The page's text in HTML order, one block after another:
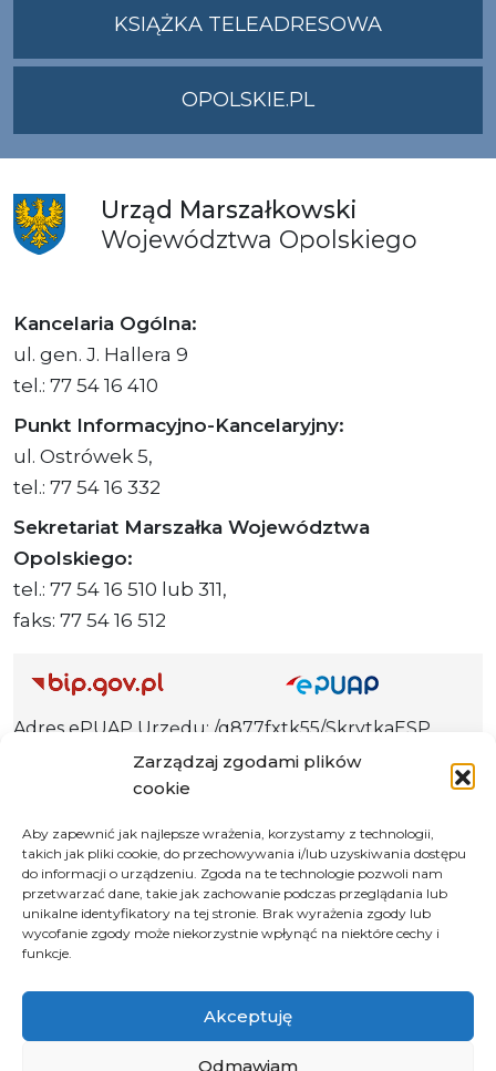
Zarządzaj zgodami plików
cookie
Aby zapewnić jak najlepsze wrażenia, korzystamy z technologii,
takich jak pliki cookie, do przechowywania i/lub uzyskiwania dostępu
do informacji o urządzeniu. Zgoda na te technologie pozwoli nam
przetwarzać dane, takie jak zachowanie podczas przeglądania lub
unikalne identyfikatory na tej stronie. Brak wyrażenia zgody lub
wycofanie zgody może niekorzystnie wpłynąć na niektóre cechy i
funkcje.
Akceptuję
Odmawiam
KSIĄŻKA TELEADRESOWA
OPOLSKIE.PL
Urząd Marszałkowski
Województwa Opolskiego
Kancelaria Ogólna:
ul. gen. J. Hallera 9
tel.: 77 54 16 410
Punkt Informacyjno-Kancelaryjny:
ul. Ostrówek 5,
tel.: 77 54 16 332
Sekretariat Marszałka Województwa
Opolskiego:
tel.: 77 54 16 510 lub 311,
faks: 77 54 16 512
Adres ePUAP Urzędu: /q877fxtk55/SkrytkaESP
Adres do e-Doręczeń
Urzędu: AE:PL-66703-73759-IGTUV-14
Polityka prywatności
Klauzula informacyjna RODO
Deklaracja dostępności
© 2026 Samorząd Województwa Opolskiego